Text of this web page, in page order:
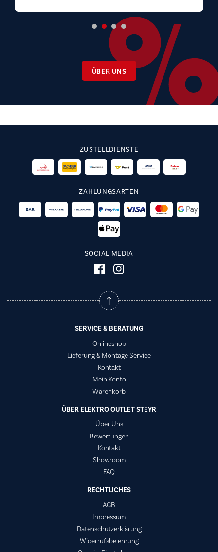
ÜBER UNS
ZUSTELLDIENSTE
ZAHLUNGSARTEN
SOCIAL MEDIA
SERVICE & BERATUNG
Onlineshop
Lieferung & Montage Service
Kontakt
Mein Konto
Warenkorb
ÜBER ELEKTRO OUTLET STEYR
Über Uns
Bewertungen
Kontakt
Showroom
FAQ
RECHTLICHES
AGB
Impressum
Datenschutzerklärung
Widerrufsbelehrung